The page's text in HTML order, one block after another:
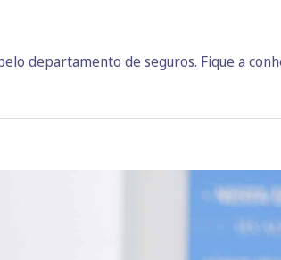
departamento de seguros. Fique a